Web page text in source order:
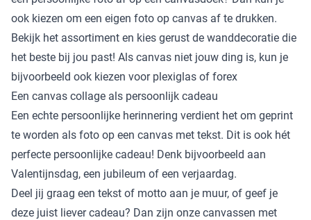
ook kiezen om een eigen foto op canvas af te drukken.
Bekijk het assortiment en kies gerust de wanddecoratie die
het beste bij jou past! Als canvas niet jouw ding is, kun je
bijvoorbeeld ook kiezen voor plexiglas of forex
Een canvas collage als persoonlijk cadeau
Een echte persoonlijke herinnering verdient het om geprint
te worden als foto op een canvas met tekst. Dit is ook hét
perfecte persoonlijke cadeau! Denk bijvoorbeeld aan
Valentijnsdag, een jubileum of een verjaardag.
Deel jij graag een tekst of motto aan je muur, of geef je
deze juist liever cadeau? Dan zijn onze canvassen met